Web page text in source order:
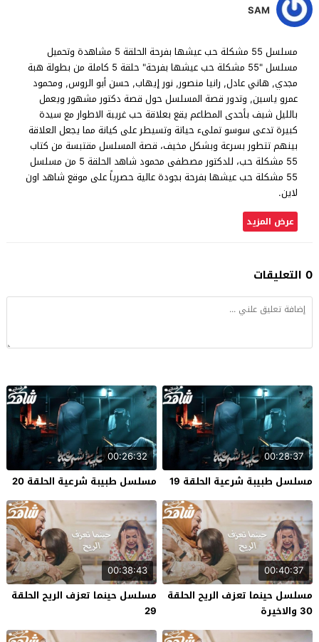
SAM
مسلسل 55 مشكلة حب عيشها بفرحة الحلقة 5 مشاهدة وتحميل
مسلسل "55 مشكلة حب عيشها بفرحة" حلقة 5 كاملة من بطولة هبة
مجدي, هاني عادل, رانيا منصور, نور إيهاب, حسن أبو الروس, ومحمود
عمرو ياسين, وتدور قصة المسلسل حول قصة دكتور مشهور ويعمل
بالليل شيف بأحدى المطاعم يقع بعلاقة حب غريبة الاطوار مع سيدة
كبيرة تدعى سوسو تملىء حياتة وتسيطر على كيانة مما يجعل العلاقة
بينهم تتطور بسرعة وبشكل مخيف، قصة المسلسل مقتبسة من كتاب
55 مشكلة حب، للدكتور مصطفى محمود شاهد الحلقة 5 من مسلسل
55 مشكلة حب عيشها بفرحة بجودة عالية حصرياً على موقع شاهد اون
لاين.
عرض المزيد
0 التعليقات
00:28:37
مسلسل طبيبة شرعية الحلقة 19
00:26:32
مسلسل طبيبة شرعية الحلقة 20
00:40:37
مسلسل حينما تعزف الريح الحلقة
30 والاخيرة
00:38:43
مسلسل حينما تعزف الريح الحلقة
29